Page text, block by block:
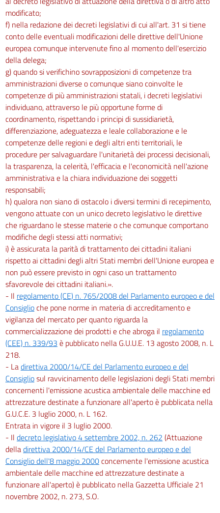
modificato;
f) nella redazione dei decreti legislativi di cui all'art. 31 si tiene
conto delle eventuali modificazioni delle direttive dell'Unione
europea comunque intervenute fino al momento dell'esercizio
della delega;
g) quando si verifichino sovrapposizioni di competenze tra
amministrazioni diverse o comunque siano coinvolte le
competenze di più amministrazioni statali, i decreti legislativi
individuano, attraverso le più opportune forme di
coordinamento, rispettando i principi di sussidiarietà,
differenziazione, adeguatezza e leale collaborazione e le
competenze delle regioni e degli altri enti territoriali, le
procedure per salvaguardare l'unitarietà dei processi decisionali,
la trasparenza, la celerità, l'efficacia e l'economicità nell'azione
amministrativa e la chiara individuazione dei soggetti
responsabili;
h) qualora non siano di ostacolo i diversi termini di recepimento,
vengono attuate con un unico decreto legislativo le direttive
che riguardano le stesse materie o che comunque comportano
modifiche degli stessi atti normativi;
i) è assicurata la parità di trattamento dei cittadini italiani
rispetto ai cittadini degli altri Stati membri dell'Unione europea e
non può essere previsto in ogni caso un trattamento
sfavorevole dei cittadini italiani.».
- Il regolamento (CE) n. 765/2008 del Parlamento europeo e del
Consiglioche pone norme in materia di accreditamento e
vigilanza del mercato per quanto riguarda la
commercializzazione dei prodotti e che abroga il regolamento
(CEE) n. 339/93 è pubblicato nella G.U.U.E. 13 agosto 2008, n. L
218.
- Ladirettiva 2000/14/CE del Parlamento europeo e del
Consigliosul ravvicinamento delle legislazioni degli Stati membri
concernenti l'emissione acustica ambientale delle macchine ed
attrezzature destinate a funzionare all'aperto è pubblicata nella
G.U.C.E. 3 luglio 2000, n. L 162.
Entrata in vigore il 3 luglio 2000.
- Il decreto legislativo 4 settembre 2002, n. 262 (Attuazione
delladirettiva 2000/14/CE del Parlamento europeo e del
Consiglio dell'8 maggio 2000concernente l'emissione acustica
ambientale delle macchine ed attrezzature destinate a
funzionare all'aperto) è pubblicato nella Gazzetta Ufficiale 21
novembre 2002, n. 273, S.O.